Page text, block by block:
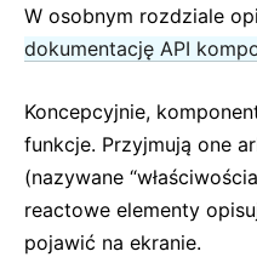
W osobnym rozdziale
dokumentację API
Koncepcyjnie,
funkcje. Przyjmują one
(nazywane
reactowe elementy
pojawić na ekranie.
10. Wynoszenie stanu w
11. Kompozycja a
12. Myślenie reactowe
ZAAWANSOWANE
Dostępność
Dzielenie kodu